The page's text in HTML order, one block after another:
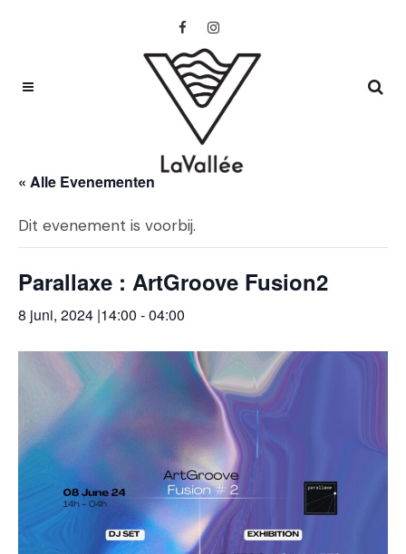
« Alle Evenementen
Dit evenement is voorbij.
Parallaxe : ArtGroove Fusion2
8 juni, 2024 |14:00 -04:00